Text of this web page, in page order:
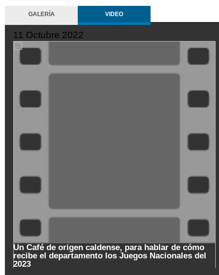
GALERÍA VIDEO
11 Octubre 2022
SeQiPrxjl-
Un Café de origen caldense, para hablar de cómo
recibe el departamento los Juegos Nacionales del
2023